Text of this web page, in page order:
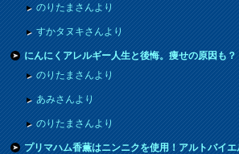
のりたまさんより
すかタヌキさんより
にんにくアレルギー人生と後悔。痩せの原因も？
のりたまさんより
あみさんより
のりたまさんより
プリマハム香薫はニンニクを使用！アルトバイ